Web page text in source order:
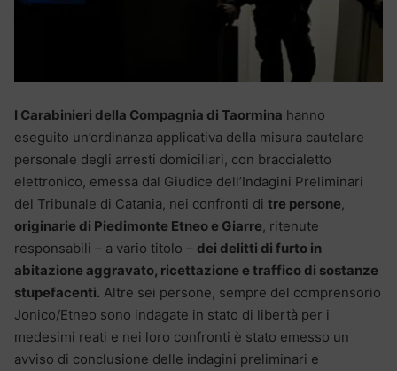
I Carabinieri della Compagnia di Taormina hanno
eseguito un’ordinanza applicativa della misura cautelare
personale degli arresti domiciliari, con braccialetto
elettronico, emessa dal Giudice dell’Indagini Preliminari
del Tribunale di Catania, nei confronti di tre persone,
originarie di Piedimonte Etneo e Giarre, ritenute
responsabili – a vario titolo – dei delitti di furto in
abitazione aggravato, ricettazione e traffico di sostanze
stupefacenti. Altre sei persone, sempre del comprensorio
Jonico/Etneo sono indagate in stato di libertà per i
medesimi reati e nei loro confronti è stato emesso un
avviso di conclusione delle indagini preliminari e